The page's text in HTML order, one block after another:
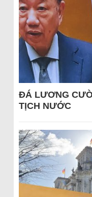
ĐÁ LƯƠNG
TỊCH NƯỚC